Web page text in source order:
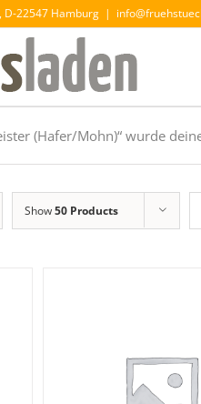
D-22547 Hamburg |
(Hafer/Mohn)“ wurde
Show50 Products